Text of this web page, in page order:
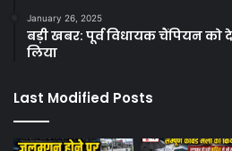
January 26, 2025
बड़ी खबर: पूर्व विधायक चैंपियन को
लिया
Last Modified Posts